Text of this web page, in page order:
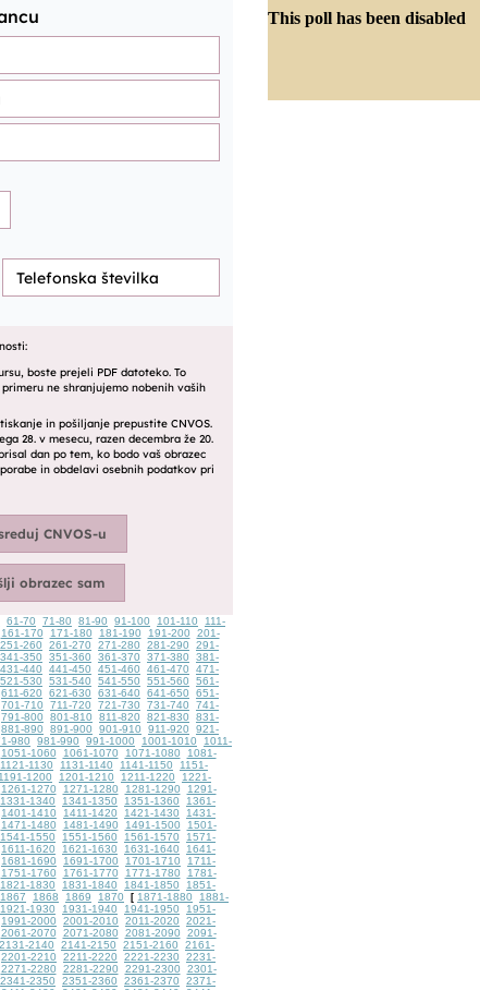
61-70 71-80 81-90 91-100 101-110
111-
161-170 171-180 181-190 191-200
201-
251-260 261-270 271-280 281-290
291-
341-350 351-360 361-370 371-380
381-
431-440 441-450 451-460 461-470
471-
521-530 531-540 541-550 551-560
561-
611-620 621-630 631-640 641-650
651-
701-710 711-720 721-730 731-740
741-
791-800 801-810 811-820 821-830
831-
881-890 891-900 901-910 911-920
921-
980 981-990 991-1000 1001-1010
1011-
1051-1060 1061-1070 1071-1080
1081-
1121-1130 1131-1140 1141-1150
1151-
1191-1200 1201-1210 1211-1220
1221-
1261-1270 1271-1280 1281-1290
1291-
1331-1340 1341-1350 1351-1360
1361-
1401-1410 1411-1420 1421-1430
1431-
1471-1480 1481-1490 1491-1500
1501-
1541-1550 1551-1560 1561-1570
1571-
1611-1620 1621-1630 1631-1640
1641-
1681-1690 1691-1700 1701-1710
1711-
1751-1760 1761-1770 1771-1780
1781-
1821-1830 1831-1840 1841-1850
1851-
1867 1868 1869 1870 [ 1871-1880
1881-
1921-1930 1931-1940 1941-1950
1951-
1991-2000 2001-2010 2011-2020
2021-
2061-2070 2071-2080 2081-2090
2091-
2131-2140 2141-2150 2151-2160
2161-
2201-2210 2211-2220 2221-2230
2231-
2271-2280 2281-2290 2291-2300
2301-
2341-2350 2351-2360 2361-2370
2371-
This poll has been disabled